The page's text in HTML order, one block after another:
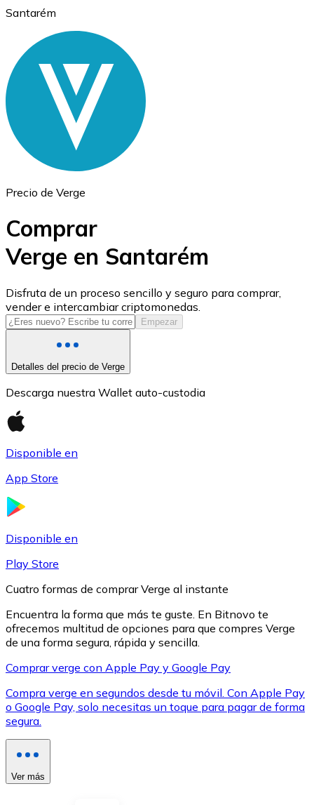
Ethereum
USD Coin
USDC
XRP
XRP
Ver todo
Santarém
Precio de Verge
Comprar
Verge en Santarém
Disfruta de un proceso sencillo y seguro para comprar,
vender e intercambiar criptomonedas.
Empezar
Detalles del precio de Verge
Descarga nuestra Wallet auto-custodia
Disponible en
App Store
Disponible en
Play Store
Cuatro formas de comprar Verge al instante
Encuentra la forma que más te guste. En Bitnovo te
ofrecemos multitud de opciones para que compres Verge
de una forma segura, rápida y sencilla.
Comprar verge con Apple Pay y Google Pay
Compra verge en segundos desde tu móvil. Con Apple Pay
o Google Pay, solo necesitas un toque para pagar de forma
segura.
Ver más